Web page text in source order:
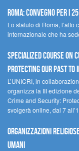
Roma: convegno per i
Lo statuto di Roma,
internazionale che ha
Specialized Course on
Protecting our Past to
L’UNICRI, in
organizza la III edizione
Crime and Security:
svolgerà online, dal 7
Organizzazioni
umani